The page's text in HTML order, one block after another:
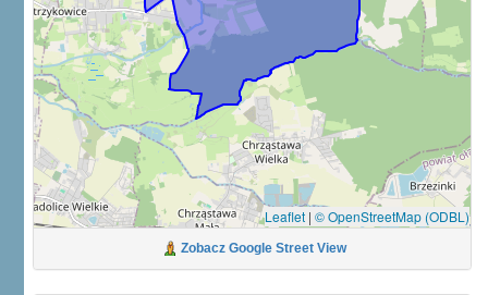
Leaflet | © OpenStreetMap (ODBL)
Zobacz Google Street View